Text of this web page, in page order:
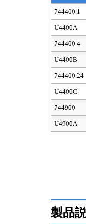
744400.1
U4400A
744400.4
U4400B
744400.24
U4400C
744900
U4900A
製品